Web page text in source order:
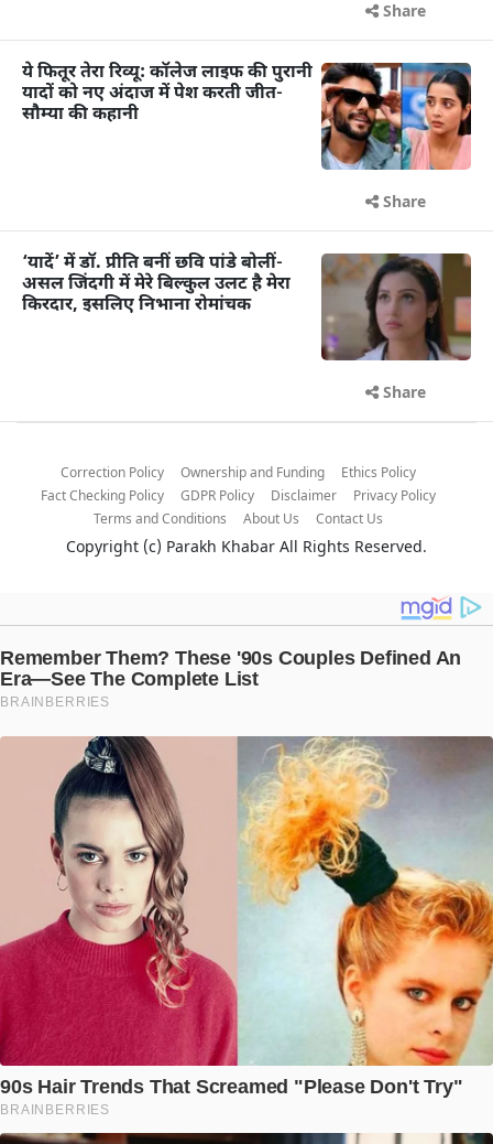
Share
ये फितूर तेरा रिव्यू: कॉलेज लाइफ की पुरानी
यादों को नए अंदाज में पेश करती जीत-
सौम्या की कहानी
Share
‘यादें’ में डॉ. प्रीति बनीं छवि पांडे बोलीं-
असल जिंदगी में मेरे बिल्कुल उलट है मेरा
किरदार, इसलिए निभाना रोमांचक
Share
Correction Policy Ownership and Funding
Ethics Policy
Fact Checking Policy
GDPR Policy Disclaimer
Privacy Policy
Terms and Conditions
About Us Contact Us
Copyright (c) Parakh Khabar All Rights Reserved.